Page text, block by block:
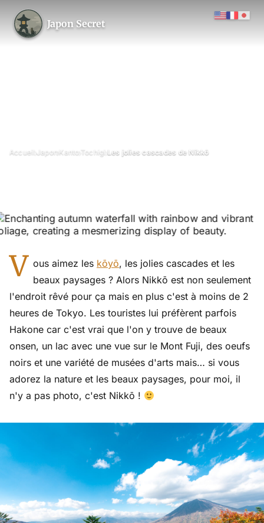
Japon Secret
Accueil ›Japon›Kanto› Tochigi›Les jolies cascades de Nikkō
V ous aimez les kōyō, les jolies cascades et les
beaux paysages ? Alors Nikkō est non seulement
l'endroit rêvé pour ça mais en plus c'est à moins de 2
heures de Tokyo. Les touristes lui préfèrent parfois
Hakone car c'est vrai que l'on y trouve de beaux
onsen, un lac avec une vue sur le Mont Fuji, des oeufs
noirs et une variété de musées d'arts mais… si vous
adorez la nature et les beaux paysages, pour moi, il
n'y a pas photo, c'est Nikkō !